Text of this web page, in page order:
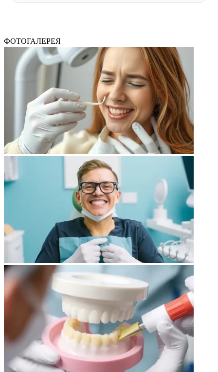
ФОТОГАЛЕРЕЯ